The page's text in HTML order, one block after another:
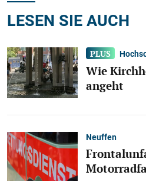
LESEN SIE AUCH
Wie
angeht
Neuffen